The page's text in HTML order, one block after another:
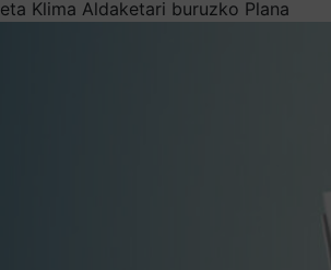
eta Klima Aldaketari buruzko Plana